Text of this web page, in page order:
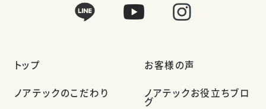
トップ
ノアテックのこだわり
お客様の声
ノアテックお役立ちブロ
グ